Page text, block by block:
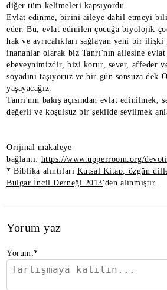
diğer tüm kelimeleri kapsıyordu.
Evlat edinme, birini aileye dahil etmeyi
eder. Bu, evlat edinilen çocuğa biyolojik
hak ve ayrıcalıkları sağlayan yeni bir ilişki
inananlar olarak biz Tanrı'nın ailesine
ebeveynimizdir, bizi korur, sever, affeder
soyadını taşıyoruz ve bir gün sonsuza dek
yaşayacağız.
Tanrı'nın bakış açısından evlat edinilmek,
değerli ve koşulsuz bir şekilde sevilmek
Orijinal makaleye
bağlantı: https://www.upperroom.org/
* Biblika alıntıları Kutsal Kitap, özgün
Bulgar İncil Derneği 2013'den alınmıştır.
Yorum yaz
Yorum:*